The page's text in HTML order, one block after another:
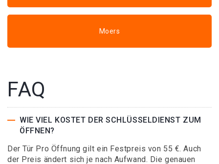
Moers
FAQ
WIE VIEL KOSTET DER SCHLÜSSELDIENST ZUM
ÖFFNEN?
Der Tür Pro Öffnung gilt ein Festpreis von 55 €. Auch
der Preis ändert sich je nach Aufwand. Die genauen